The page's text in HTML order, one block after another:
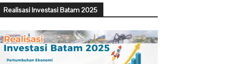
Realisasi Investasi Batam 2025